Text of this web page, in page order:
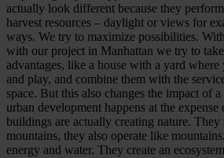
actually look different because they
harvest resources – daylight or views for
ways. We try to maximize possibilities.
with our project in Manhattan we try to
advantages, like a house with a yard
and play, and combine them with the
space. But this also changes the impact of
urban development happens at the
buildings are actually creating nature.
mountains, they also operate like
energy and water. They create an